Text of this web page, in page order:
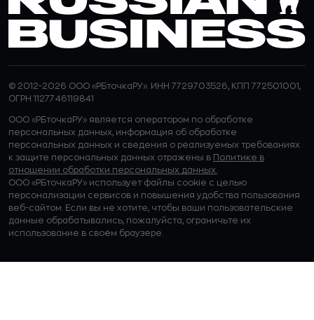
© 2012-2026 ООО «РБточкаРУ». ИНН 7729703526, КПП 772501001,
ОГРН 1127746119841
ООО «РБточкаРУ» является оператором по обработке
персональных данных, информация об обработке
персональных данных и сведения о реализуемых требованиях
к защите персональных данных отражены в Политике в
отношении обработки персональных данных.
ООО «РБточкаРУ» использует файлы cookie с целью
персонализации сервисов и повышения удобства пользования
веб-сайтом. Если вы не хотите, чтобы ваши пользовательские
данные обрабатывались, пожалуйста, ограничьте их
использование в своём браузере.